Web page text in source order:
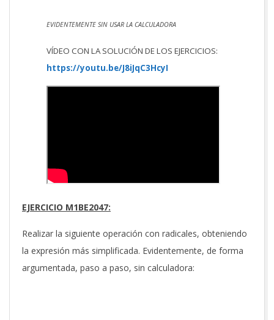
EVIDENTEMENTE SIN USAR LA CALCULADORA
VÍDEO CON LA SOLUCIÓN DE LOS EJERCICIOS:
https://youtu.be/J8iJqC3HcyI
EJERCICIO M1BE2047:
Realizar la siguiente operación con radicales, obteniendo
la expresión más simplificada. Evidentemente, de forma
argumentada, paso a paso, sin calculadora: